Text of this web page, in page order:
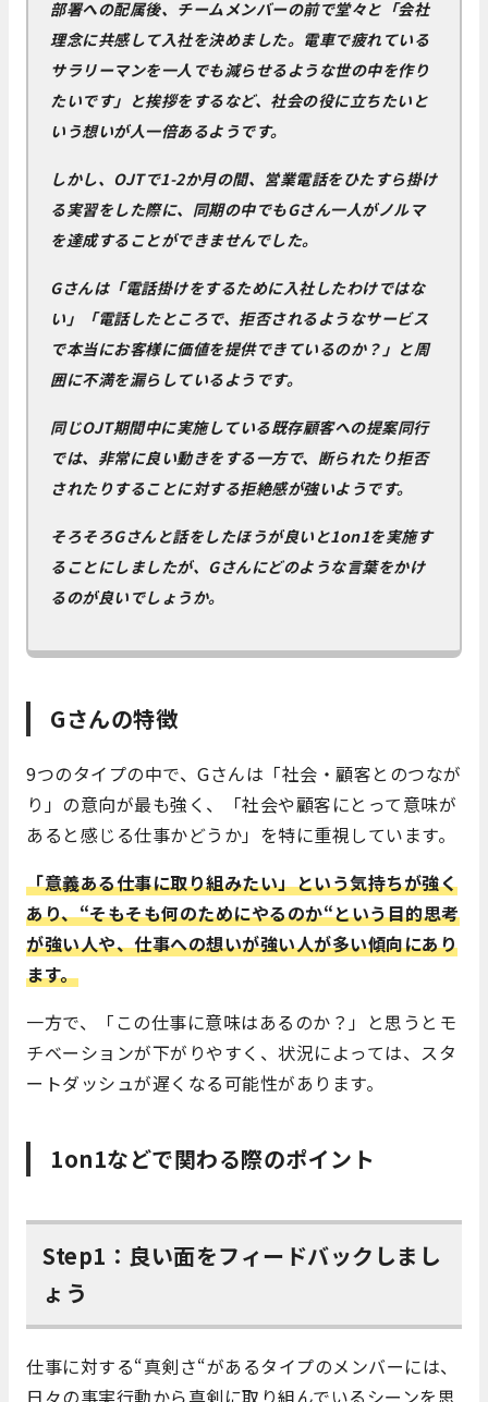
部署への配属後、チームメンバーの前で堂々と「会社
理念に共感して入社を決めました。電車で疲れている
サラリーマンを一人でも減らせるような世の中を作り
たいです」と挨拶をするなど、社会の役に立ちたいと
いう想いが人一倍あるようです。
しかし、OJTで1-2か月の間、営業電話をひたすら掛け
る実習をした際に、同期の中でもGさん一人がノルマ
を達成することができませんでした。
Gさんは「電話掛けをするために入社したわけではな
い」「電話したところで、拒否されるようなサービス
で本当にお客様に価値を提供できているのか？」と周
囲に不満を漏らしているようです。
同じOJT期間中に実施している既存顧客への提案同行
では、非常に良い動きをする一方で、断られたり拒否
されたりすることに対する拒絶感が強いようです。
そろそろGさんと話をしたほうが良いと1on1を実施す
ることにしましたが、Gさんにどのような言葉をかけ
るのが良いでしょうか。
Gさんの特徴
9つのタイプの中で、Gさんは「社会・顧客とのつなが
り」の意向が最も強く、「社会や顧客にとって意味が
あると感じる仕事かどうか」を特に重視しています。
「意義ある仕事に取り組みたい」という気持ちが強く
あり、“そもそも何のためにやるのか“という目的思考
が強い人や、仕事への想いが強い人が多い傾向にあり
ます。
一方で、
「この仕事に意味はあるのか？」と思うとモ
チベーションが下がりやすく、状況によっては、スタ
ートダッシュが遅くなる可能性があります。
1on1などで関わる際のポイント
Step1：良い面をフィードバックしまし
ょう
仕事に対する“真剣さ“があるタイプのメンバーには、
日々の事実行動から真剣に取り組んでいるシーンを思